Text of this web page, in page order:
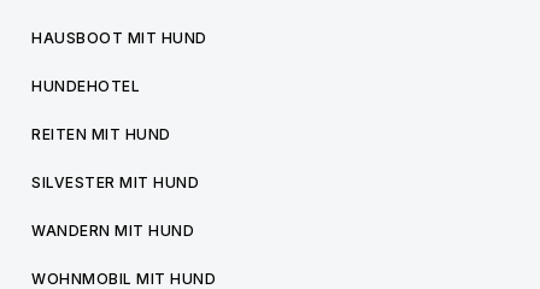
HAUSBOOT MIT HUND
HUNDEHOTEL
REITEN MIT HUND
SILVESTER MIT HUND
WANDERN MIT HUND
WOHNMOBIL MIT HUND